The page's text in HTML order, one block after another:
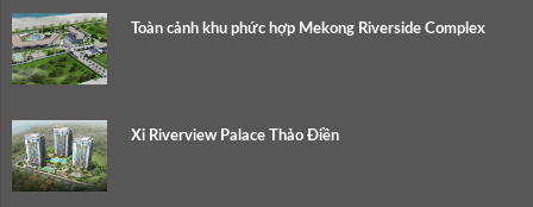
Toàn cảnh khu phức hợp Mekong Riverside Complex
Xi Riverview Palace Thảo Điền